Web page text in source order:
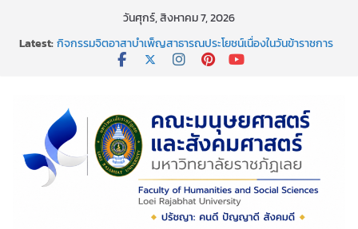
วันศุกร์, สิงหาคม 7, 2026
Latest:กิจกรรมจิตอาสาบำเพ็ญสาธารณประโยชน์เนื่องในวันข้าราชการ
พลเรือน ประจำปี พ.ศ. 2569
ขอแสดงความยินดีอย่างยิ่ง เนื่องในโอกาสที่มีพระบรม
ราชโองการโปรดเกล้าโปรดกระหม่อม พระราชทานเครื่องราช
อิสริยาภรณ์ ชั้นต่ำกว่าสายสะพาย ประจำปี ๒๕๖๘
กิจกรรมวันสงกรานต์ พิธีสรงน้ำพระพุทธรูปและรดน้ำขอพร
อาจารย์ผู้อาวุโส
คณะมนุษยศาสตร์และสังคมศาสตร์ มหาวิทยาลัยราชภัฏเลย ขอ
แสดงความยินดีกับผศ.ดร.อิสริยาภรณ์ ชัยกุหลาบ ที่ได้รับการตี
พิมพ์เผยแพร่ผลงานบทความวิจัย